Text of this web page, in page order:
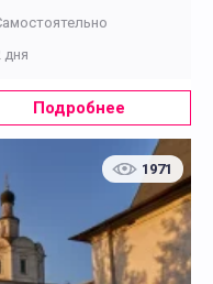
дня
Подробнее
1971